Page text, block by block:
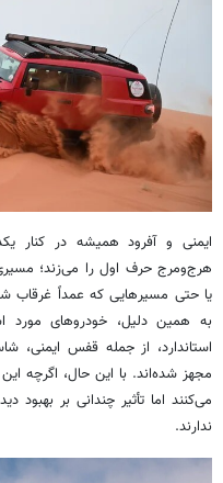
یا حتی مسیرهایی که عمداً غرقاب
به همین دلیل، خودروهای مورد
استاندارد، از جمله قفس ایمنی،
مجهز شده‌اند. با این حال، اگرچه
می‌کنند اما تأثیر چندانی بر بهبود
ندارند.